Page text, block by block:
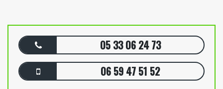
05 33 06 24 73
06 59 47 51 52